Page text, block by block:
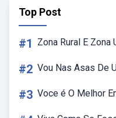
Top Post
#1 Zona Rural E Zona
#2 Vou Nas Asas De
#3 Voce é O Melhor